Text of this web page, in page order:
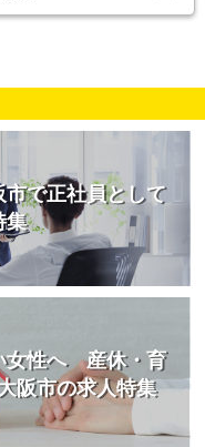
で正社員として
集
女性へ 産休・育
阪市の求人特集